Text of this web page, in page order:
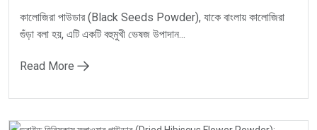
কালোজিরা পাউডার (Black Seeds Powder), যাকে বাংলায় কালোজিরা
গুঁড়া বলা হয়, এটি একটি বহুমুখী ভেষজ উপাদান...
Read More